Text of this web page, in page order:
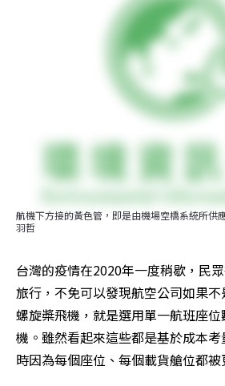
航機下方接的黃色管，即是由機場空橋系統所供
羽哲
台灣的疫情在2020年一度稍歇，民
旅行，不免可以發現航空公司如果
螺旋槳飛機，就是選用單一航班座
機。雖然看起來這些都是基於成本
時因為每個座位、每個載貨艙位都被